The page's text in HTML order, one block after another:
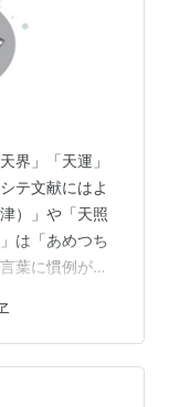
界」「天運」
テ文献にはよ
）」や「天照
は「あめつち
葉に慣例があ
うと何処か曖
マは、追々掘
くつか取り上
に「地（界／